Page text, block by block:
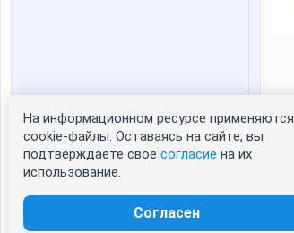
Статистика портрета:
сейчас просматривают портрет - 0
зарегистрированные пользователи
На информационном ресурсе применяются
cookie-файлы. Оставаясь на сайте, вы
подтверждаете свое согласие на их
использование.
Согласен